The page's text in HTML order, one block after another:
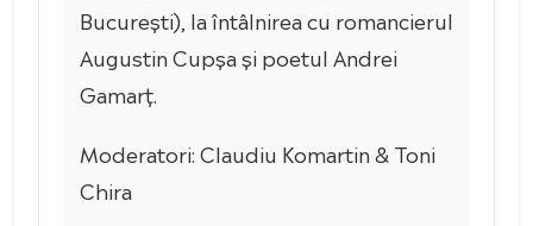
București), la întâlnirea cu romancierul
Augustin Cupșa și poetul Andrei
Gamarț.
Moderatori: Claudiu Komartin & Toni
Chira